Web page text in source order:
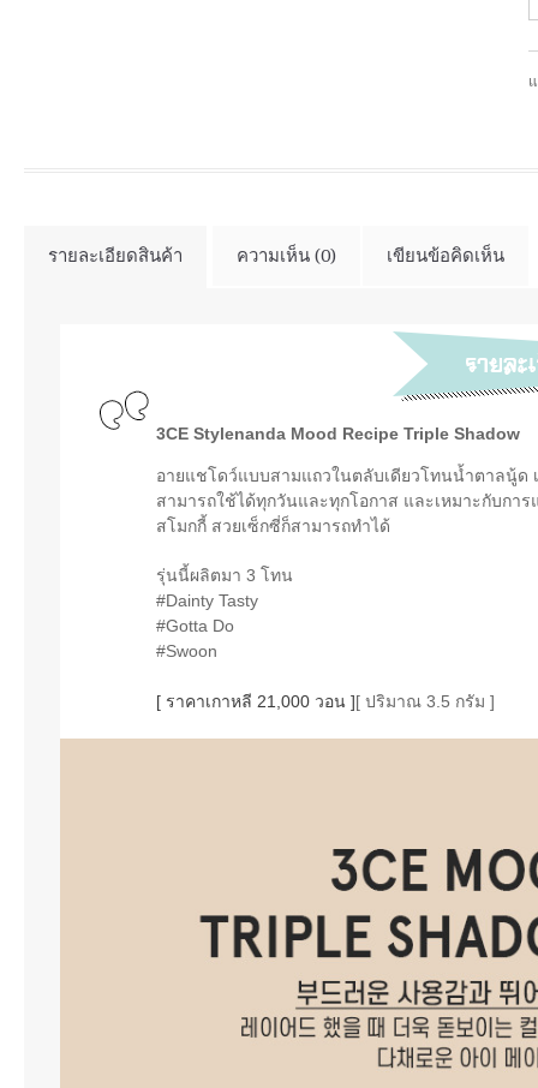
รายละเอียดสินค้า ความเห็น (0) เขียนข้อคิดเห็น
3CE Stylenanda Mood Recipe Triple Shadow
อายแชโดว์แบบสามแถวในตลับเดียวโทนน้ำตาลนู้
สามารถใช้ได้ทุกวันและทุกโอกาส และเหมาะกับกา
สโมกกี้ สวยเซ็กซี่ก็สามารถทำได้
รุ่นนี้ผลิตมา 3 โทน
#Dainty Tasty
#Gotta Do
#Swoon
[ ราคาเกาหลี 21,000 วอน ][ ปริมาณ 3.5 กรัม ]